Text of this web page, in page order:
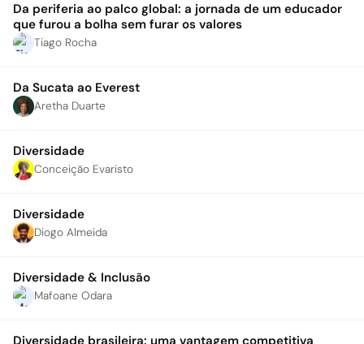
Da periferia ao palco global: a jornada de um educador
que furou a bolha sem furar os valores
Tiago Rocha
Da Sucata ao Everest
Aretha Duarte
Diversidade
Conceição Evaristo
Diversidade
Diogo Almeida
Diversidade & Inclusão
Mafoane Odara
Diversidade brasileira: uma vantagem competitiva